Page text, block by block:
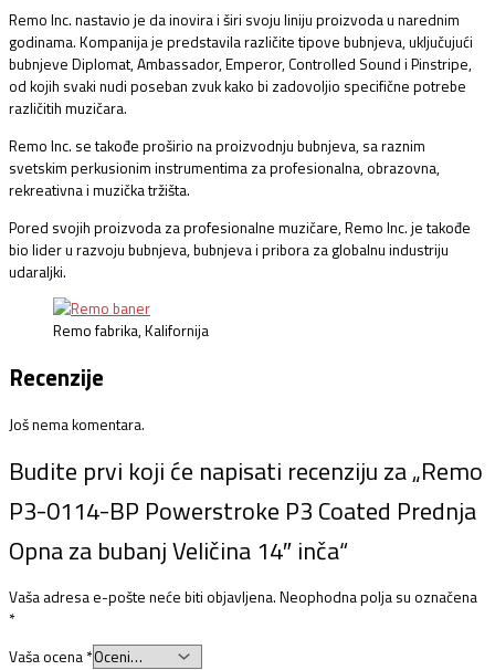
Remo Inc. nastavio je da inovira i širi svoju liniju proizvoda u narednim
godinama. Kompanija je predstavila različite tipove bubnjeva, uključujući
bubnjeve Diplomat, Ambassador, Emperor, Controlled Sound i Pinstripe,
od kojih svaki nudi poseban zvuk kako bi zadovoljio specifične potrebe
različitih muzičara.
Remo Inc. se takođe proširio na proizvodnju bubnjeva, sa raznim
svetskim perkusionim instrumentima za profesionalna, obrazovna,
rekreativna i muzička tržišta.
Pored svojih proizvoda za profesionalne muzičare, Remo Inc. je takođe
bio lider u razvoju bubnjeva, bubnjeva i pribora za globalnu industriju
udaraljki.
Remo fabrika, Kalifornija
Recenzije
Još nema komentara.
Budite prvi koji će napisati recenziju za „Remo
P3-0114-BP Powerstroke P3 Coated Prednja
Opna za bubanj Veličina 14″ inča“
Vaša adresa e-pošte neće biti objavljena. Neophodna polja su označena
*
Vaša ocena *